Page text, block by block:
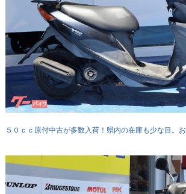
５０ｃｃ原付中古が多数入荷！県内の在庫も少な目。